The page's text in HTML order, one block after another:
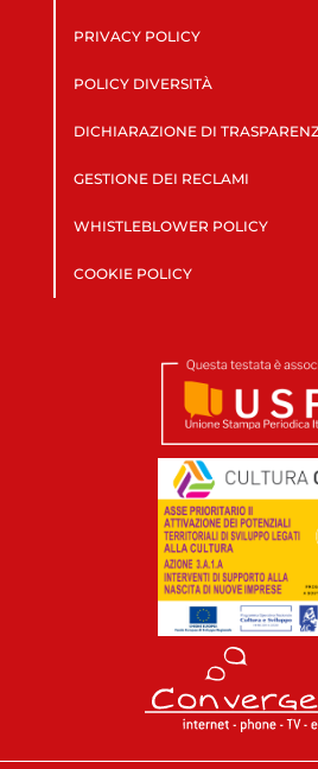
PRIVACY POLICY
POLICY DIVERSITÀ
DICHIARAZIONE DI
GESTIONE DEI RECLAMI
WHISTLEBLOWER POLICY
COOKIE POLICY